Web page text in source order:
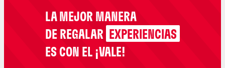
LA MEJOR MANERA
DE REGALAR EXPERIENCIAS
ES CON EL ¡VALE!